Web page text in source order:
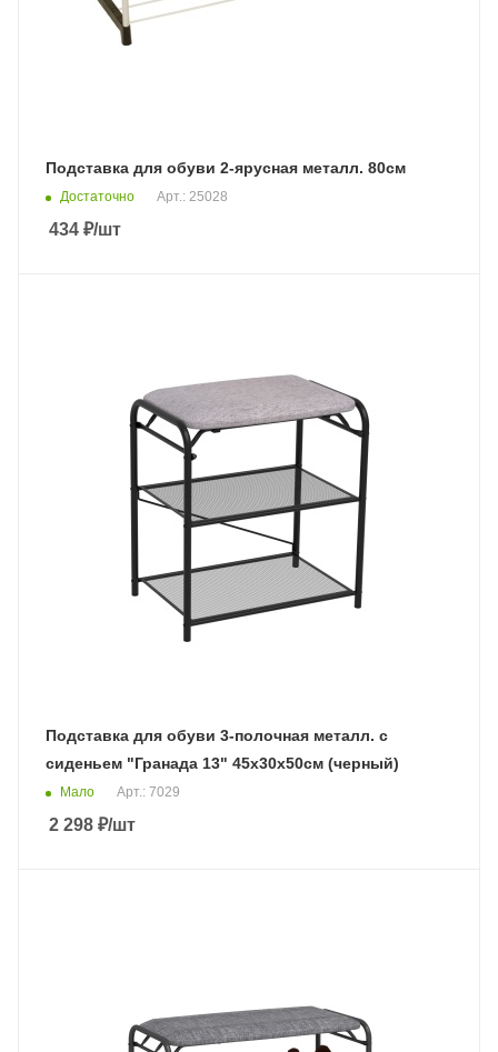
Подставка для обуви 2-ярусная металл. 80см
Достаточно Арт.: 25028
434 ₽/шт
Подставка для обуви 3-полочная металл. с
сиденьем "Гранада 13" 45х30х50см (черный)
Мало Арт.: 7029
2 298 ₽/шт